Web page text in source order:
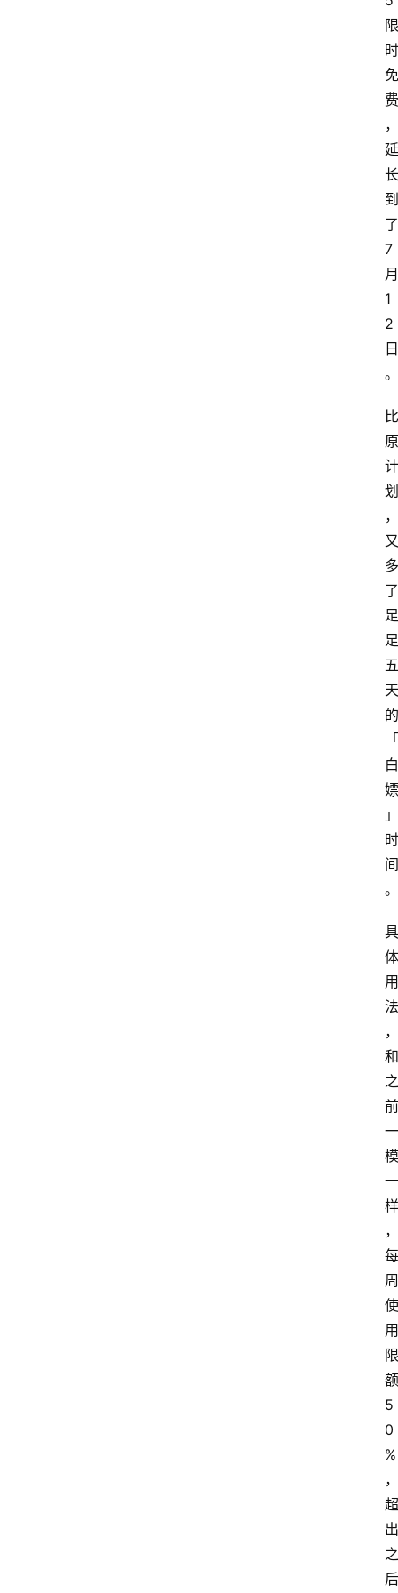
限
时
免
费
，
延
长
到
了
7
月
1
2
日
。
比
原
计
划
，
又
多
了
足
足
五
天
的
「
白
嫖
」
时
间
。
具
体
用
法
，
和
之
前
一
模
一
样
，
每
周
使
用
限
额
5
0
%
，
超
出
之
后